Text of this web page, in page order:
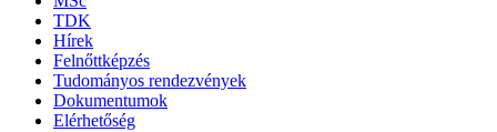
TDK
Hírek
Felnőttképzés
Tudományos rendezvények
Dokumentumok
Elérhetőség